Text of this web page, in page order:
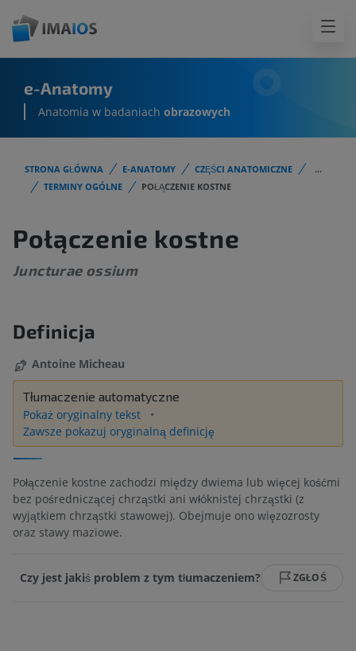
e-Anatomy
Anatomia w badaniach obrazowych
STRONA GŁÓWNA E-ANATOMY CZĘŚCI ANATOMICZNE
...
TERMINY OGÓLNE
POŁĄCZENIE KOSTNE
Połączenie kostne
Juncturae ossium
Definicja
Antoine Micheau
Tłumaczenie automatyczne
Pokaż oryginalny tekst
Zawsze pokazuj oryginalną definicję
Połączenie kostne zachodzi między dwiema lub więcej kośćmi
bez pośredniczącej chrząstki ani włóknistej chrząstki (z
wyjątkiem chrząstki stawowej). Obejmuje ono więzozrosty
oraz stawy maziowe.
Czy jest jakiś problem z tym tłumaczeniem? ZGŁOŚ